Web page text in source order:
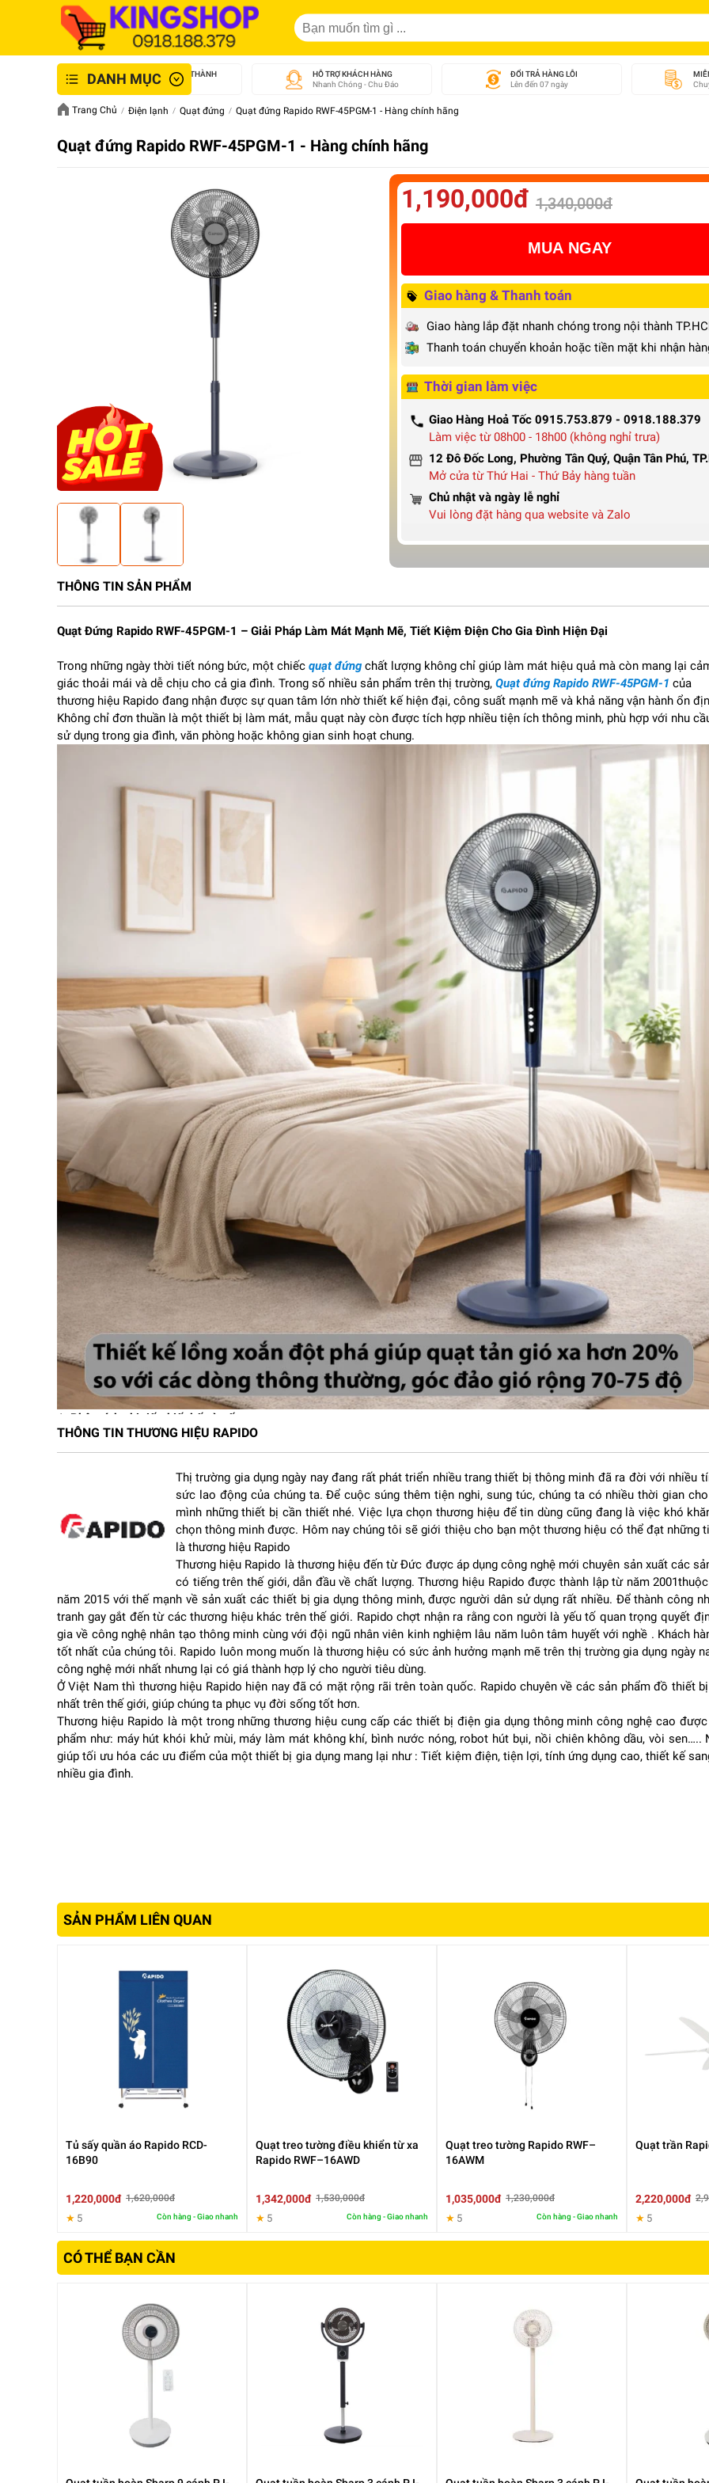
DANH MỤCGIAO NHANH NỘI THÀNH
An Toàn - Tận Tâm
HỖ TRỢ KHÁCH HÀNG
Nhanh Chóng - Chu Đáo
ĐỔI TRẢ HÀNG LỖI
Lên đến 07 ngày
Trang Chủ Điện lạnh Quạt đứng Quạt đứng Rapido RWF-45PGM-1 - Hàng chính hãng
Quạt đứng Rapido RWF-45PGM-1 - Hàng chính hãng
1,190,000đ 1,340,000đ
MUA NGAY
Giao hàng & Thanh toán
Giao hàng lắp đặt nhanh chóng trong nội thành
Thanh toán chuyển khoản hoặc tiền mặt khi nhận
Thời gian làm việc
Giao Hàng Hoả Tốc 0915.753.879 - 0918.188.379
Làm việc từ 08h00 - 18h00 (không nghỉ trưa)
12 Đô Đốc Long, Phường Tân Quý, Quận Tân Phú,
Mở cửa từ Thứ Hai - Thứ Bảy hàng tuần
Chủ nhật và ngày lễ nghỉ
Vui lòng đặt hàng qua website và Zalo
THÔNG TIN SẢN PHẨM
Quạt Đứng Rapido RWF-45PGM-1 – Giải Pháp Làm Mát Mạnh Mẽ, Tiết Kiệm Điện Cho Gia Đình Hiện Đại
Trong những ngày thời tiết nóng bức, một chiếc quạt đứng chất lượng không chỉ giúp làm mát hiệu quả mà còn mang lại
giác thoải mái và dễ chịu cho cả gia đình. Trong số nhiều sản phẩm trên thị trường, Quạt đứng Rapido RWF-45PGM-1 của
thương hiệu Rapido đang nhận được sự quan tâm lớn nhờ thiết kế hiện đại, công suất mạnh mẽ và khả năng vận hành ổn
Không chỉ đơn thuần là một thiết bị làm mát, mẫu quạt này còn được tích hợp nhiều tiện ích thông minh, phù hợp với nhu
sử dụng trong gia đình, văn phòng hoặc không gian sinh hoạt chung.
1. Phân tích chi tiết thiết kế và cấu tạo
Thiết kế hiện đại và chắc chắn
có độ bền tốt và khả năng chịu lực ổn định. Phần chân đế rộng giúp quạt đứng vững vàng, hạn chế rung lắc trong quá
Màu sắc trang nhã của quạt cũng giúp sản phẩm dễ dàng hòa hợp với nhiều phong cách nội thất khác nhau, từ hiện
đến truyền thống.
Cánh quạt kích thước lớn
7 Cánh quạt được thiết kế với kích thước lớn 35cm nhằm tăng khả năng tạo gió. Hình dạng cánh được tính toán để
lực cản không khí, giúp luồng gió thổi ra mạnh hơn nhưng vẫn duy trì độ êm khi vận hành.
Điều này đặc biệt hữu ích trong những không gian rộng như phòng khách hoặc phòng sinh hoạt chung.
Động cơ bền bỉ
Một yếu tố quan trọng quyết định hiệu quả hoạt động của quạt chính là động cơ. Rapido trang bị cho chiếc quạt điện
này động cơ bạc thau chất lượng cao, có khả năng hoạt động ổn định trong thời gian dài mà không bị quá nóng.
Nhờ đó, người dùng có thể yên tâm sử dụng quạt trong nhiều giờ liên tục, đặc biệt trong những ngày nắng nóng cao
điểm.
2. Tính năng nổi bật của
Luồng gió mạnh mẽ và lan tỏa rộng
Nhờ công suất lớn 55W và thiết kế cánh quạt tối ưu, Rapido RWF-45PGM-1 có khả năng tạo ra luồng gió mạnh
THÔNG TIN THƯƠNG HIỆU RAPIDO
Thị trường gia dụng ngày nay đang rất phát triển nhiều trang thiết bị thông minh đã ra đời với nhiều
sức lao động của chúng ta. Để cuộc súng thêm tiện nghi, sung túc, chúng ta có nhiều thời gian
mình những thiết bị cần thiết nhé. Việc lựa chọn thương hiệu để tin dùng cũng đang là việc khó
chọn thông minh được. Hôm nay chúng tôi sẽ giới thiệu cho bạn một thương hiệu có thể đạt những
là thương hiệu Rapido
Thương hiệu Rapido là thương hiệu đến từ Đức được áp dụng công nghệ mới chuyên sản xuất các
có tiếng trên thế giới, dẫn đầu về chất lượng. Thương hiệu Rapido được thành lập từ năm
năm 2015 với thế mạnh về sản xuất các thiết bị gia dụng thông minh, được người dân sử dụng rất nhiều. Để thành công
tranh gay gắt đến từ các thương hiệu khác trên thế giới. Rapido chợt nhận ra rằng con người là yếu tố quan trọng quyết
gia về công nghệ nhân tạo thông minh cùng với đội ngũ nhân viên kinh nghiệm lâu năm luôn tâm huyết với nghề . Khách
tốt nhất của chúng tôi. Rapido luôn mong muốn là thương hiệu có sức ảnh hưởng mạnh mẽ trên thị trường gia dụng ngày
công nghệ mới nhất nhưng lại có giá thành hợp lý cho người tiêu dùng.
Ở Việt Nam thì thương hiệu Rapido hiện nay đã có mặt rộng rãi trên toàn quốc. Rapido chuyên về các sản phẩm đồ thiết
nhất trên thế giới, giúp chúng ta phục vụ đời sống tốt hơn.
Thương hiệu Rapido là một trong những thương hiệu cung cấp các thiết bị điện gia dụng thông minh công nghệ cao
phẩm như: máy hút khói khử mùi, máy làm mát không khí, bình nước nóng, robot hút bụi, nồi chiên không dầu, vòi
giúp tối ưu hóa các ưu điểm của một thiết bị gia dụng mang lại như : Tiết kiệm điện, tiện lợi, tính ứng dụng cao, thiết kế
nhiều gia đình.
SẢN PHẨM LIÊN QUAN
Tủ sấy quần áo Rapido RCD-
16B90
1,220,000đ 1,620,000đ
★ 5 Còn hàng - Giao nhanh
Quạt treo tường điều khiển từ xa
Rapido RWF–16AWD
1,342,000đ 1,530,000đ
★ 5 Còn hàng - Giao nhanh
Quạt treo tường Rapido RWF–
16AWM
1,035,000đ 1,230,000đ
★ 5 Còn hàng - Giao nhanh
Quạt trần
2,220,000đ
★ 5
CÓ THỂ BẠN CẦN